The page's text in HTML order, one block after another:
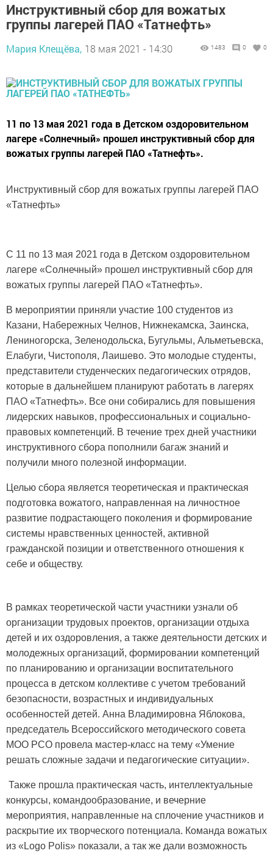
Инструктивный сбор для вожатых
группы лагерей ПАО «Татнефть»
Мария Клещёва, 18 мая 2021 - 14:30 1483 0 0
11 по 13 мая 2021 года в Детском оздоровительном
лагере «Солнечный» прошел инструктивный сбор для
вожатых группы лагерей ПАО «Татнефть».
Инструктивный сбор для вожатых группы лагерей ПАО
«Татнефть»
С 11 по 13 мая 2021 года в Детском оздоровительном
лагере «Солнечный» прошел инструктивный сбор для
вожатых группы лагерей ПАО «Татнефть».
В мероприятии приняли участие 100 студентов из
Казани, Набережных Челнов, Нижнекамска, Заинска,
Лениногорска, Зеленодольска, Бугульмы, Альметьевска,
Елабуги, Чистополя, Лаишево. Это молодые студенты,
представители студенческих педагогических отрядов,
которые в дальнейшем планируют работать в лагерях
ПАО «Татнефть». Все они собирались для повышения
лидерских навыков, профессиональных и социально-
правовых компетенций. В течение трех дней участники
инструктивного сбора пополнили багаж знаний и
получили много полезной информации.
Целью сбора является теоретическая и практическая
подготовка вожатого, направленная на личностное
развитие подрастающего поколения и формирование
системы нравственных ценностей, активной
гражданской позиции и ответственного отношения к
себе и обществу.
В рамках теоретической части участники узнали об
организации трудовых проектов, организации отдыха
детей и их оздоровления, а также деятельности детских и
молодежных организаций, формировании компетенций
по планированию и организации воспитательного
процесса в детском коллективе с учетом требований
безопасности, возрастных и индивидуальных
особенностей детей. Анна Владимировна Яблокова,
председатель Всероссийского методического совета
МОО РСО провела мастер-класс на тему «Умение
решать сложные задачи и педагогические ситуации».
Также прошла практическая часть, интеллектуальные
конкурсы, командообразование, и вечерние
мероприятия, направленные на сплочение участников и
раскрытие их творческого потенциала. Команда вожатых
из «Logo Polis» показали, а так же дали возможность